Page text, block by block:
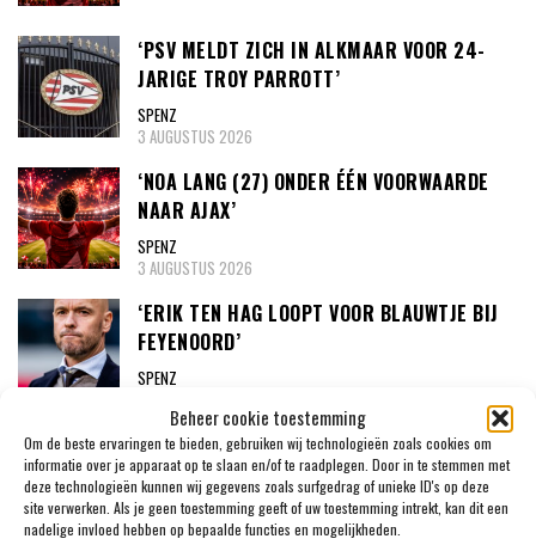
Beheer cookie toestemming
Om de beste ervaringen te bieden, gebruiken wij technologieën zoals cookies om
informatie over je apparaat op te slaan en/of te raadplegen. Door in te stemmen met
deze technologieën kunnen wij gegevens zoals surfgedrag of unieke ID's op deze
site verwerken. Als je geen toestemming geeft of uw toestemming intrekt, kan dit een
nadelige invloed hebben op bepaalde functies en mogelijkheden.
‘PSV MELDT ZICH IN ALKMAAR VOOR 24-
JARIGE TROY PARROTT’
SPENZ
3 AUGUSTUS 2026
‘NOA LANG (27) ONDER ÉÉN VOORWAARDE
NAAR AJAX’
SPENZ
3 AUGUSTUS 2026
‘ERIK TEN HAG LOOPT VOOR BLAUWTJE BIJ
FEYENOORD’
SPENZ
AJAX, PSV EN FEYENOORD AZEN OP DEZELFDE
SPELER: ‘TIEN MILJOEN EURO’
SPENZ
31 JULI 2026